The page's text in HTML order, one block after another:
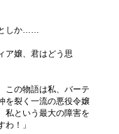
しか……
ア嬢、君はどう思
の物語は私、バーテ
を裂く一流の悪役令嬢
私という最大の障害を
！」